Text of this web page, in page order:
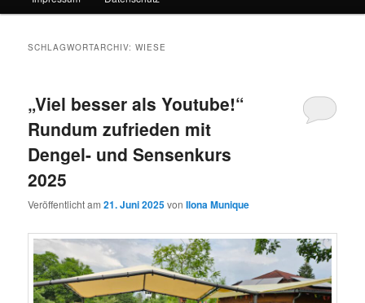
SCHLAGWORTARCHIV:WIESE
„Viel besser als Youtube!“
Rundum zufrieden mit
Dengel- und Sensenkurs
2025
Veröffentlicht am21. Juni 2025vonIlona Munique